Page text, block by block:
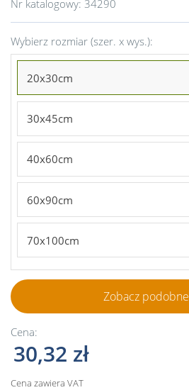
Nr katalogowy: 34290
Wybierz rozmiar (szer. x wys.):
20x30cm
30x45cm
40x60cm
60x90cm
70x100cm
Zobacz podobne
Cena:
30,32 zł
Cena zawiera VAT